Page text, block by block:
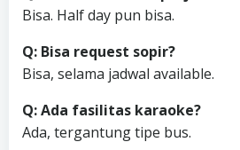
Bisa. Half day pun bisa.
Q: Bisa request sopir?
Bisa, selama jadwal available.
Q: Ada fasilitas karaoke?
Ada, tergantung tipe bus.